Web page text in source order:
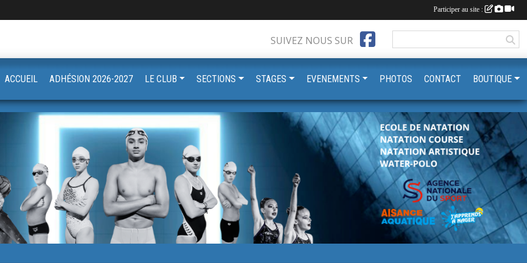
SUIVEZ NOUS SUR
ACCUEIL ADHÉSION 2026-2027 LE CLUB SECTIONS STAGES EVENEMENTS PHOTOS CONTACT BOUTIQUE
Participer au site :